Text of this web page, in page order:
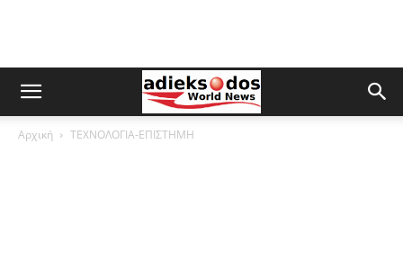
Αρχική ΤΕΧΝΟΛΟΓΙΑ-ΕΠΙΣΤΗΜΗ